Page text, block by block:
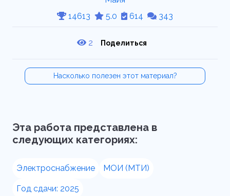
14613
5.0 614 343
2 Поделиться
Насколько полезен этот материал?
Эта работа представлена в
следующих категориях:
Электроснабжение МОИ (МТИ)
Год сдачи: 2025